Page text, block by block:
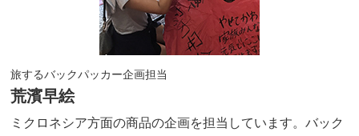
旅するバックパッカー企画担当
荒濱早絵
ミクロネシア方面の商品の企画を担当しています。バック